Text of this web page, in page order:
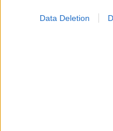
Data Deletion